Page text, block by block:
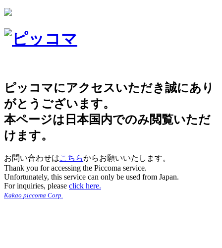
ピッコマにアクセスいただき誠にあり
がとうございます。
本ページは日本国内でのみ閲覧いただ
けます。
お問い合わせはこちらからお願いいたします。
Thank you for accessing the Piccoma service.
Unfortunately, this service can only be used from Japan.
For inquiries, please click here.
Kakao piccoma Corp.